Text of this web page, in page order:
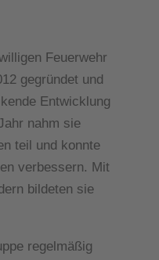
Feuerwehr
gegründet und
Entwicklung
nahm sie
teil und konnte
verbessern. Mit
bildeten sie
regelmäßig